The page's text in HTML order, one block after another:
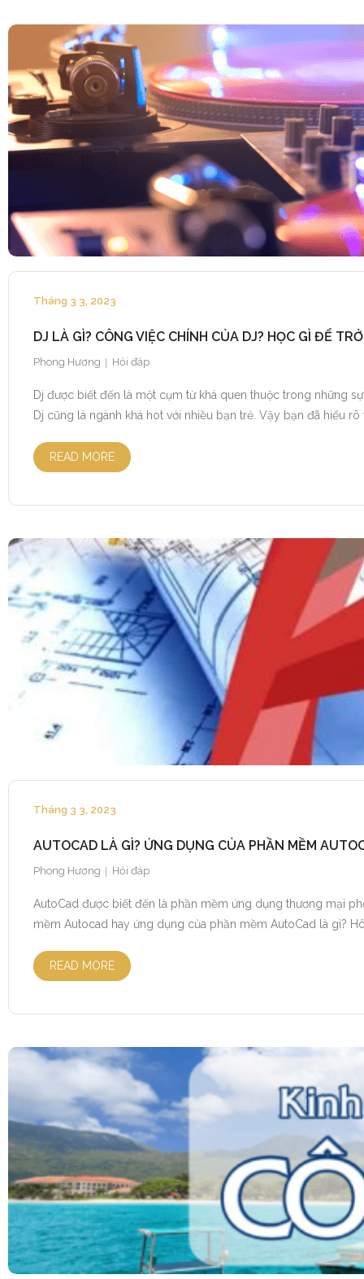
DJ LÀ GÌ? CÔNG VIỆC CHÍNH CỦA DJ? HỌC GÌ ĐỂ
Tháng 3 3, 2023
Phong Hương Hỏi đáp
Dj được biết đến là một cụm từ khá quen thuộc trong những
Dj cũng là ngành khá hot với nhiều bạn trẻ. Vậy bạn đã hiểu rõ
READ MORE
AUTOCAD LÀ GÌ? ỨNG DỤNG CỦA PHẦN MỀM
Tháng 3 3, 2023
Phong Hương Hỏi đáp
AutoCad được biết đến là phần mềm ứng dụng thương mại
mềm Autocad hay ứng dụng của phần mềm AutoCad là gì?
READ MORE